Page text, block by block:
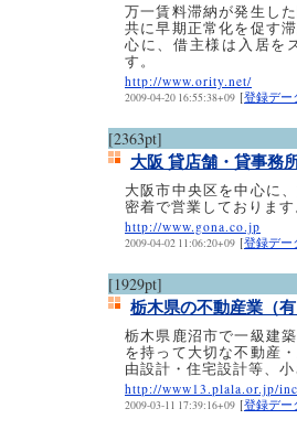
万一賃料滞納が発生し
共に早期正常化を促す
心に、借主様は入居を
す。
http://www.ority.net/
2009-04-20 16:55:38+09 [登録デー
[2363pt]
大阪 貸店舗・貸事務
大阪市中央区を中心に
密着で営業しております
http://www.gona.co.jp
2009-04-02 11:06:20+09 [登録デー
[1929pt]
栃木県の不動産業（
栃木県鹿沼市で一級建
を持って大切な不動産
由設計・住宅設計等、
http://www13.plala.or.jp/
2009-03-11 17:39:16+09 [登録デー